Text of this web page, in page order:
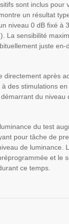
sont inclus pour
un résultat
niveau 0 dB fixé à
La sensibilité
juste en-
directement après
à des stimulations
du niveau
du test
pour tâche de
de luminance.
et le
ce temps.